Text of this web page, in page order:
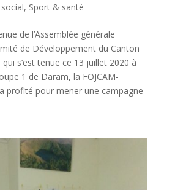
social, Sport & santé
de l’Assemblée générale
de Développement du Canton
s’est tenue ce 13 juillet 2020 à
1 de Daram, la FOJCAM-
profité pour mener une campagne